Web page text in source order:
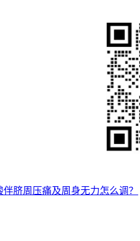
脐周压痛及周身无力怎么调？